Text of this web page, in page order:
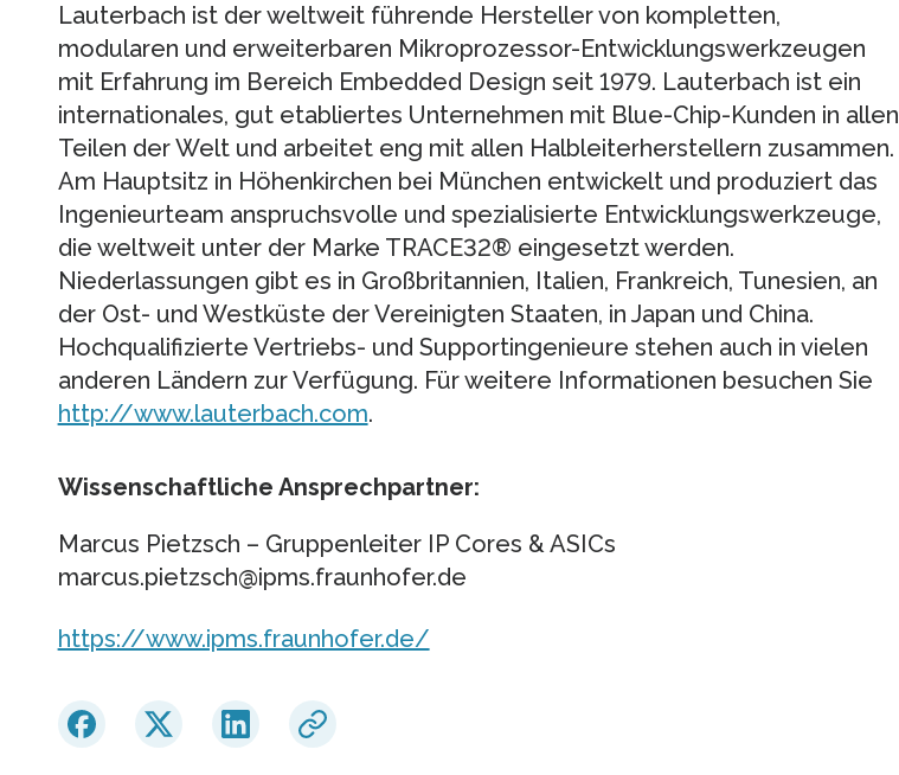
Lauterbach ist der weltweit führende Hersteller von kompletten,
modularen und erweiterbaren Mikroprozessor-Entwicklungswerkzeugen
mit Erfahrung im Bereich Embedded Design seit 1979. Lauterbach ist ein
internationales, gut etabliertes Unternehmen mit Blue-Chip-Kunden in allen
Teilen der Welt und arbeitet eng mit allen Halbleiterherstellern zusammen.
Am Hauptsitz in Höhenkirchen bei München entwickelt und produziert das
Ingenieurteam anspruchsvolle und spezialisierte Entwicklungswerkzeuge,
die weltweit unter der Marke TRACE32® eingesetzt werden.
Niederlassungen gibt es in Großbritannien, Italien, Frankreich, Tunesien, an
der Ost- und Westküste der Vereinigten Staaten, in Japan und China.
Hochqualifizierte Vertriebs- und Supportingenieure stehen auch in vielen
anderen Ländern zur Verfügung. Für weitere Informationen besuchen Sie
http://www.lauterbach.com.
Wissenschaftliche Ansprechpartner:
Marcus Pietzsch – Gruppenleiter IP Cores & ASICs
marcus.pietzsch@ipms.fraunhofer.de
https://www.ipms.fraunhofer.de/